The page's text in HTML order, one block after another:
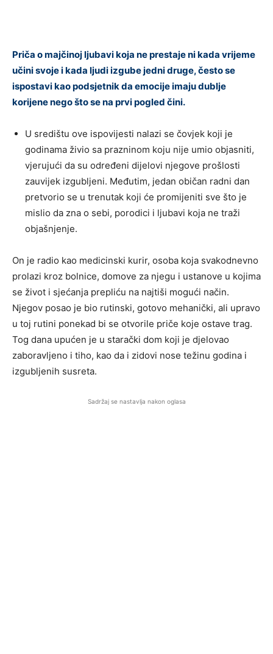
Priča o majčinoj ljubavi koja ne prestaje ni kada vrijeme
učini svoje i kada ljudi izgube jedni druge, često se
ispostavi kao podsjetnik da emocije imaju dublje
korijene nego što se na prvi pogled čini.
U središtu ove ispovijesti nalazi se čovjek koji je
godinama živio sa prazninom koju nije umio objasniti,
vjerujući da su određeni dijelovi njegove prošlosti
zauvijek izgubljeni. Međutim, jedan običan radni dan
pretvorio se u trenutak koji će promijeniti sve što je
mislio da zna o sebi, porodici i ljubavi koja ne traži
objašnjenje.
On je radio kao medicinski kurir, osoba koja svakodnevno
prolazi kroz bolnice, domove za njegu i ustanove u kojima
se život i sjećanja prepliću na najtiši mogući način.
Njegov posao je bio rutinski, gotovo mehanički, ali upravo
u toj rutini ponekad bi se otvorile priče koje ostave trag.
Tog dana upućen je u starački dom koji je djelovao
zaboravljeno i tiho, kao da i zidovi nose težinu godina i
izgubljenih susreta.
Sadržaj se nastavlja nakon oglasa